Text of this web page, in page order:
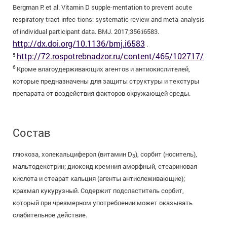
Bergman P. et al. Vitamin D supple-mentation to prevent acute
respiratory tract infec-tions: systematic review and meta-analysis
of individual participant data. BMJ. 2017;356:i6583.
http://dx.doi.org/10.1136/bmj.i6583 .
5 http://72.rospotrebnadzor.ru/content/465/102717/
6 Кроме влагоудерживающих агентов и антиокислителей,
которые предназначены для защиты структуры и текстуры
препарата от воздействия факторов окружающей среды.
Состав
глюкоза, холекальциферол (витамин D3), сорбит (носитель),
мальтодекстрин; диоксид кремния аморфный, стеариновая
кислота и стеарат кальция (агенты антислеживающие);
крахмал кукурузный. Содержит подсластитель сорбит,
который при чрезмерном употреблении может оказывать
слабительное действие.